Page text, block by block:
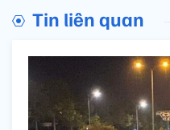
Tin liên quan